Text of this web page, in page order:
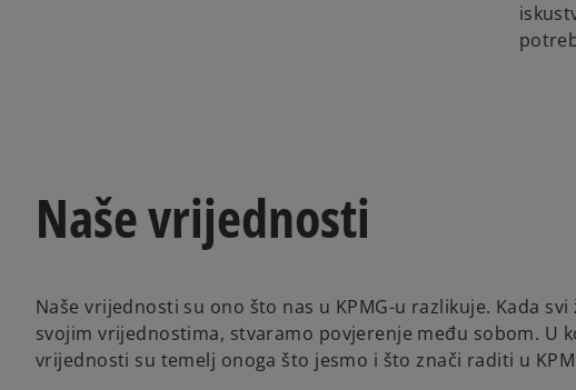
Naše vrijednosti
Naše vrijednosti su ono što nas u KPMG-u razlikuje. Kada
svojim vrijednostima, stvaramo povjerenje među sobom. U
vrijednosti su temelj onoga što jesmo i što znači raditi u